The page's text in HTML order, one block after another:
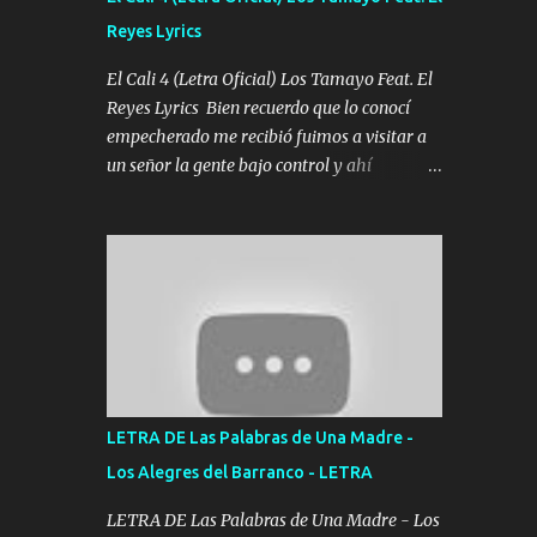
agarrar el vuelo y la mente y tranquilizando
Tomense un buen trago Y así es como
empezamos los versos que voy cantando
(Music) A vido alta y bajas La carreta se
atora Pero nunca le aflojamos Ya me han
pasado cosas Y aunque ustedes no sepan
es...
Reyes Lyrics
El Cali 4 (Letra Oficial) Los Tamayo Feat. El
Reyes Lyrics Bien recuerdo que lo conocí
empecherado me recibió fuimos a visitar a
un señor la gente bajo control y ahí
reglas no secuestr0 no r0bar De La C giró la
orden nos comanda el doble P bien firmes
con Alto PRIETO y la camisa es color Verde y
peleam0s la Bandera por todita a la ciudad
con los drones patrullando la Frontera De
blancas ya hace falta mi APA FLACO verde
se le extraña pa que sepan Aquí Pura GENTE
LETRA DE Las Palabras de Una Madre -
Los Alegres del Barranco - LETRA
LETRA DE Las Palabras de Una Madre - Los